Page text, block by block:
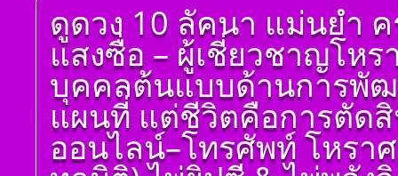
ดูดวง 10 ลัคนา แม่นยำ
แสงซื่อ – ผู้เชี่ยวชาญโห
บุคคลต้นแบบด้านการพัฒ
แผนที่ แต่ชีวิตคือการตัด
ออนไลน์–โทรศัพท์ โหรา